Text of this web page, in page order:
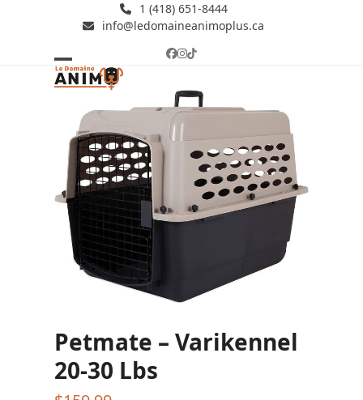
1 (418) 651-8444
info@ledomaineanimoplus.ca
Facebook
Instagram
Tiktok
Open
mobile
menu
Close
mobile
menu
Petmate – Varikennel
20-30 Lbs